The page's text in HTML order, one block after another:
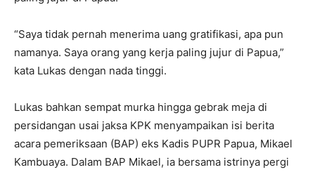
“Saya tidak pernah menerima uang gratifikasi, apa pun
namanya. Saya orang yang kerja paling jujur di Papua,”
kata Lukas dengan nada tinggi.
Lukas bahkan sempat murka hingga gebrak meja di
persidangan usai jaksa KPK menyampaikan isi berita
acara pemeriksaan (BAP) eks Kadis PUPR Papua, Mikael
Kambuaya. Dalam BAP Mikael, ia bersama istrinya pergi